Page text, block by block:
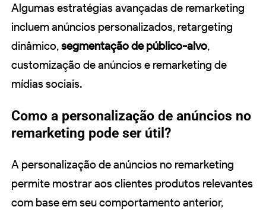
Algumas estratégias avançadas de remarketing
incluem anúncios personalizados, retargeting
dinâmico,segmentação de público-alvo,
customização de anúncios e remarketing de
mídias sociais.
Como a personalização de anúncios no
remarketing pode ser útil?
A personalização de anúncios no remarketing
permite mostrar aos clientes produtos relevantes
com base em seu comportamento anterior,